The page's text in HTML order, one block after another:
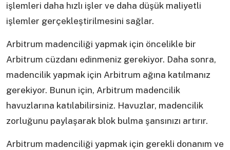
işlemleri daha hızlı işler ve daha düşük maliyetli
işlemler gerçekleştirilmesini sağlar.
Arbitrum madenciliği yapmak için öncelikle bir
Arbitrum cüzdanı edinmeniz gerekiyor. Daha sonra,
madencilik yapmak için Arbitrum ağına katılmanız
gerekiyor. Bunun için, Arbitrum madencilik
havuzlarına katılabilirsiniz. Havuzlar, madencilik
zorluğunu paylaşarak blok bulma şansınızı artırır.
Arbitrum madenciliği yapmak için gerekli donanım ve